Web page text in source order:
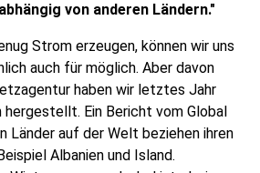
von anderen Ländern."
Strom erzeugen, können wir uns
auch für möglich. Aber davon
haben wir letztes Jahr
hergestellt. Ein Bericht vom Global
Länder auf der Welt beziehen ihren
Albanien und Island.